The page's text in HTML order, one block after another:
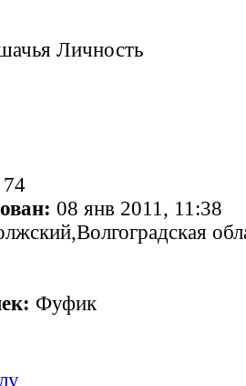
Личность
74
08 янв 2011, 11:38
Фуфик